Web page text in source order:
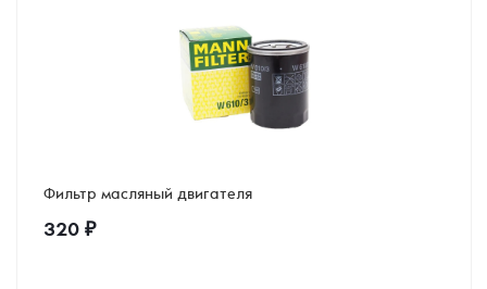
Фильтр масляный двигателя
320 ₽